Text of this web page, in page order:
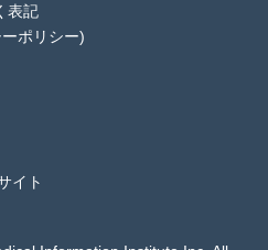
表記
ポリシー)
イト